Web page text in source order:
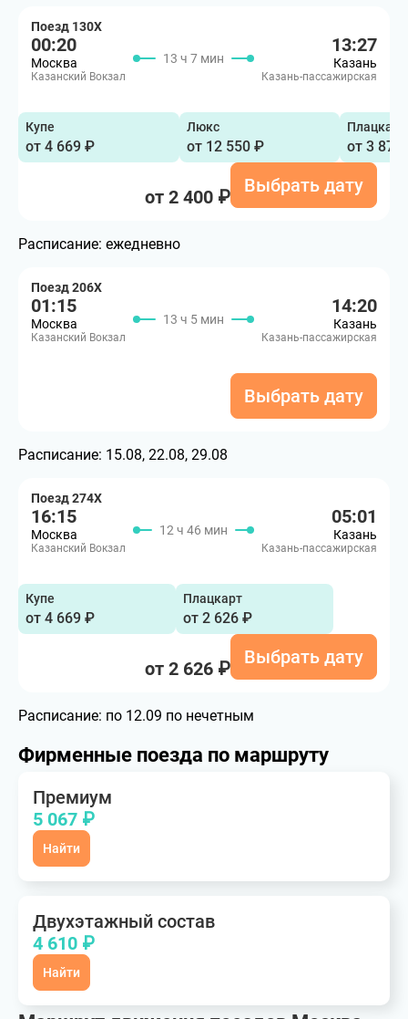
Поезд 130Х
00:20
Москва
Казанский Вокзал
13 ч 7 мин
13:27
Казань
Казань-пассажирская
Купе
от 4 669 ₽
Люкс
от 12 550 ₽
Плацкарт
от 3 878
от 2 400 ₽
Выбрать дату
Расписание: ежедневно
Поезд 206Х
01:15
Москва
Казанский Вокзал
13 ч 5 мин
14:20
Казань
Казань-пассажирская
Выбрать дату
Расписание: 15.08, 22.08, 29.08
Поезд 274Х
16:15
Москва
Казанский Вокзал
12 ч 46 мин
05:01
Казань
Казань-пассажирская
Купе
от 4 669 ₽
Плацкарт
от 2 626 ₽
от 2 626 ₽
Выбрать дату
Расписание: по 12.09 по нечетным
Фирменные поезда по маршруту
Премиум
5 067 ₽
Найти
Двухэтажный состав
4 610 ₽
Найти